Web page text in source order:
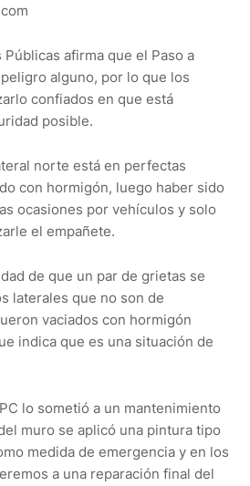
afirma que el Paso a
alguno, por lo que los
confiados en que está
posible.
norte está en perfectas
con hormigón, luego haber sido
ocasiones por vehículos y solo
el empañete.
de que un par de grietas se
laterales que no son de
vaciados con hormigón
indica que es una situación de
lo sometió a un mantenimiento
muro se aplicó una pintura tipo
medida de emergencia y en los
a una reparación final del